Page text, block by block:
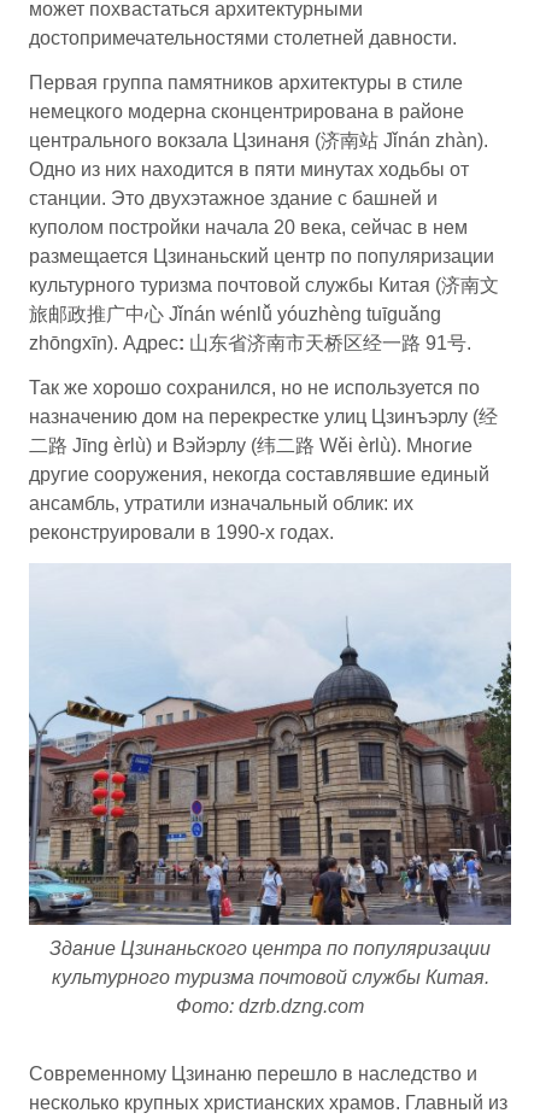
может похвастаться архитектурными
достопримечательностями столетней давности.
Первая группа памятников архитектуры в стиле
немецкого модерна сконцентрирована в районе
центрального вокзала Цзинаня (济南站 Jǐnán zhàn).
Одно из них находится в пяти минутах ходьбы от
станции. Это двухэтажное здание с башней и
куполом постройки начала 20 века, сейчас в нем
размещается Цзинаньский центр по популяризации
культурного туризма почтовой службы Китая (济南文
旅邮政推广中心 Jǐnán wénlǚ yóuzhèng tuīguǎng
zhōngxīn). Адрес: 山东省济南市天桥区经一路 91号.
Так же хорошо сохранился, но не используется по
назначению дом на перекрестке улиц Цзинъэрлу (经
二路 Jīng èrlù) и Вэйэрлу (纬二路 Wěi èrlù). Многие
другие сооружения, некогда составлявшие единый
ансамбль, утратили изначальный облик: их
реконструировали в 1990-х годах.
Здание Цзинаньского центра по популяризации
культурного туризма почтовой службы Китая.
Фото: dzrb.dzng.com
Современному Цзинаню перешло в наследство и
несколько крупных христианских храмов. Главный из